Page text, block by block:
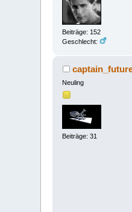
Beiträge: 152
Geschlecht:
Neuling
Beiträge: 31